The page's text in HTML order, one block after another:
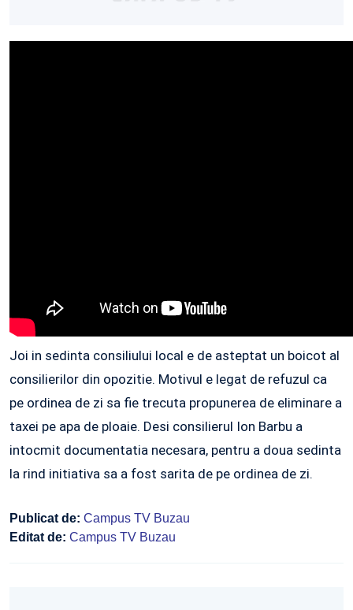
Joi in sedinta consiliului local e de asteptat un boicot al
consilierilor din opozitie. Motivul e legat de refuzul ca
pe ordinea de zi sa fie trecuta propunerea de eliminare a
taxei pe apa de ploaie. Desi consilierul Ion Barbu a
intocmit documentatia necesara, pentru a doua sedinta
la rind initiativa sa a fost sarita de pe ordinea de zi.
Publicat de: Campus TV Buzau
Editat de: Campus TV Buzau